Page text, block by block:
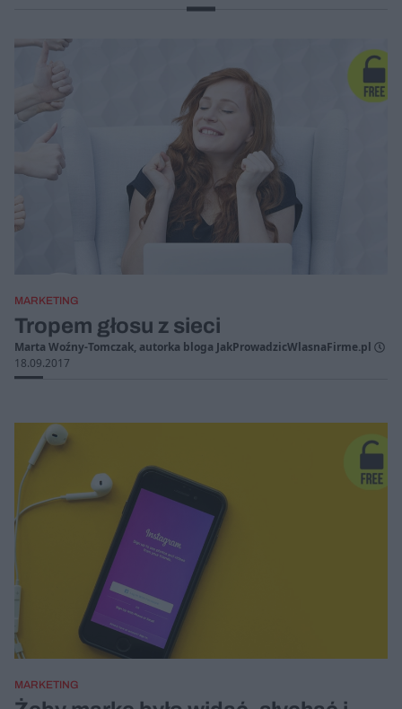
MARKETING
Tropem głosu z sieci
Marta Woźny-Tomczak, autorka bloga JakProwadzicWlasnaFirme.pl
18.09.2017
MARKETING